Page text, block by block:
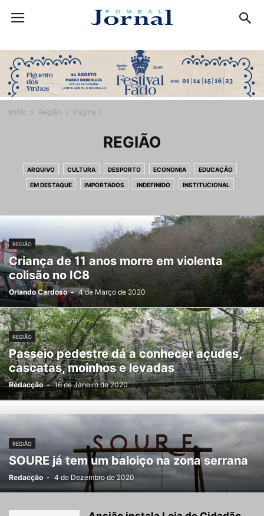
Início Região Página 3
REGIÃO
ARQUIVO CULTURA DESPORTO ECONOMIA EDUCAÇÃO
EM DESTAQUE IMPORTADOS INDEFINIDO INSTITUCIONAL
SOCIEDADE
REGIÃO
Criança de 11 anos morre em violenta
colisão no IC8
Orlando Cardoso - 4 de Março de 2020
REGIÃO
Passeio pedestre dá a conhecer açudes,
cascatas, moinhos e levadas
Redacção - 16 de Janeiro de 2020
REGIÃO
SOURE já tem um baloiço na zona serrana
Redacção - 4 de Dezembro de 2020